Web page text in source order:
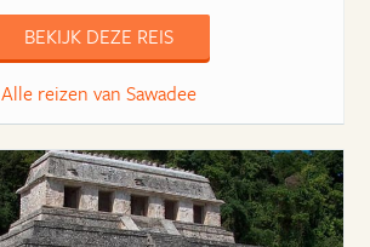
BEKIJK DEZE REIS
Alle reizen van Sawadee